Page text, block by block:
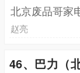
北京废品哥家
赵亮
46、巴力（